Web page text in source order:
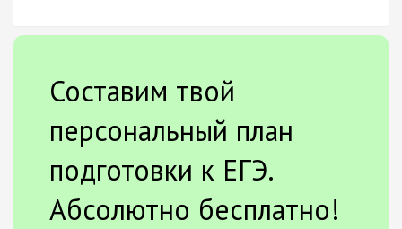
Составим твой
персональный план
подготовки к ЕГЭ.
Абсолютно бесплатно!